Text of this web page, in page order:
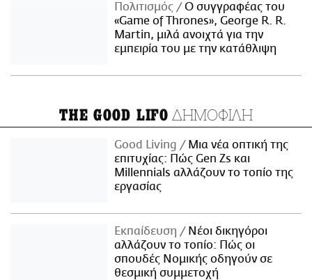
Πολιτισμός
Ο συγγραφέας του
«Game of Thrones», George R. R.
Martin, μιλά ανοιχτά για την
εμπειρία του με την κατάθλιψη
THE GOOD LIFO ΔΗΜΟΦΙΛΗ
Good Living
Μια νέα οπτική της
επιτυχίας: Πώς Gen Zs και
Millennials αλλάζουν το τοπίο της
εργασίας
Εκπαίδευση
Νέοι δικηγόροι
αλλάζουν το τοπίο: Πώς οι
σπουδές Νομικής οδηγούν σε
θεσμική συμμετοχή